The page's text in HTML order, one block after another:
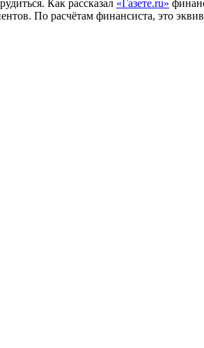
Как рассказал «Газете.ru»
По расчётам финансиста, это